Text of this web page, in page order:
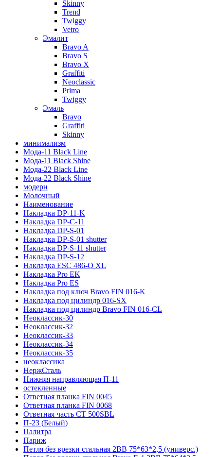
Skinny
Trend
Twiggy
Vetro
Эмалит
Bravo A
Bravo S
Bravo X
Graffiti
Neoclassic
Prima
Twiggy
Эмаль
Bravo
Graffiti
Skinny
минимализм
Мода-11 Black Line
Мода-11 Black Shine
Мода-22 Black Line
Мода-22 Black Shine
модерн
Молочный
Наименование
Накладка DP-11-K
Накладка DP-C-11
Накладка DP-S-01
Накладка DP-S-01 shutter
Накладка DP-S-11 shutter
Накладка DP-S-12
Накладка ESC 486-O XL
Накладка Pro EK
Накладка Pro ES
Накладка под ключ Bravo FIN 016-K
Накладка под цилиндр 016-SX
Накладка под цилиндр Bravo FIN 016-СL
Неоклассик-30
Неоклассик-32
Неоклассик-33
Неоклассик-34
Неоклассик-35
неоклассика
НержСталь
Нижняя направляющая П-11
остекленные
Ответная планка FIN 0045
Ответная планка FIN 0068
Ответная часть СТ 500SBL
П-23 (Белый)
Палитра
Париж
Петля без врезки стальная 2ВВ 75*63*2,5 (универс.)